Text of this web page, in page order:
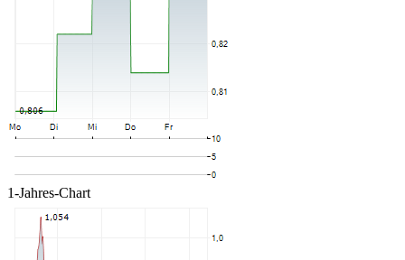
1-Jahres-Chart